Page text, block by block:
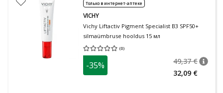
Только в интернет-аптеке
VICHY
Vichy Liftactiv Pigment Specialist B3 SPF50+
silmaümbruse hooldus 15 мл
(0)
Средняя оценка 0.00
-35% 49,37 €
32,09 €